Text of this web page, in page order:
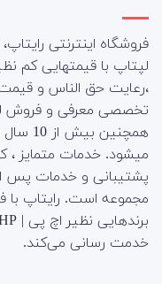
فروشگاه اینترنتی
لپتاپ با قیمتهایی کم
،رعایت حق الناس و
تخصصی معرفی و فروش
میشود. خدمات متمایز
پشتیبانی و خدمات پس
مجموعه است. رایتاپ
خدمت رسانی می‌کند.